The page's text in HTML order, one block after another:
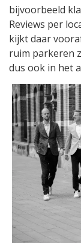
bijvoorbeeld
Reviews per
kijkt daar
ruim parkeren
dus ook in het